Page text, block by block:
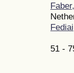
51 -